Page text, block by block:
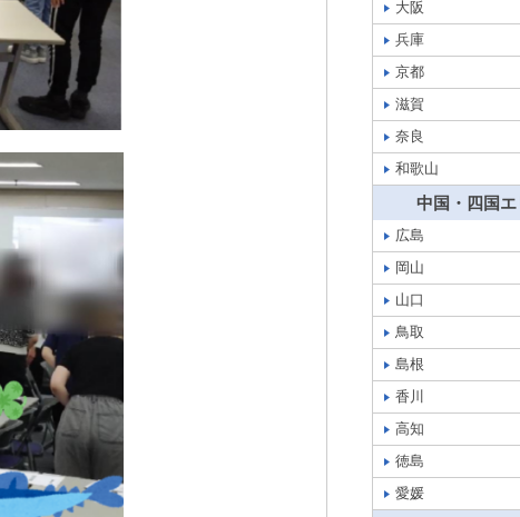
大阪
兵庫
京都
滋賀
奈良
和歌山
中国・四国
広島
岡山
山口
鳥取
島根
香川
高知
徳島
愛媛